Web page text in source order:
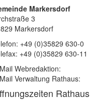
Markersdorf
3
Markersdorf
+49 (0)35829 630-0
+49 (0)35829 630-11
Webredaktion:
Verwaltung Rathaus:
Rathaus